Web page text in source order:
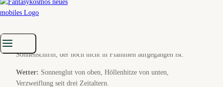
Boneys Logbuch-Eintrag
Position:
Sonnenschirm, der noch nicht in Flammen aufgegangen ist.
Wetter: Sonnenglut von oben, Höllenhitze von unten,
Verzweiflung seit drei Zeitaltern.